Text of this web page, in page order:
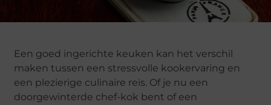
Een goed ingerichte keuken kan het verschil
maken tussen een stressvolle kookervaring en
een plezierige culinaire reis. Of je nu een
doorgewinterde chef-kok bent of een